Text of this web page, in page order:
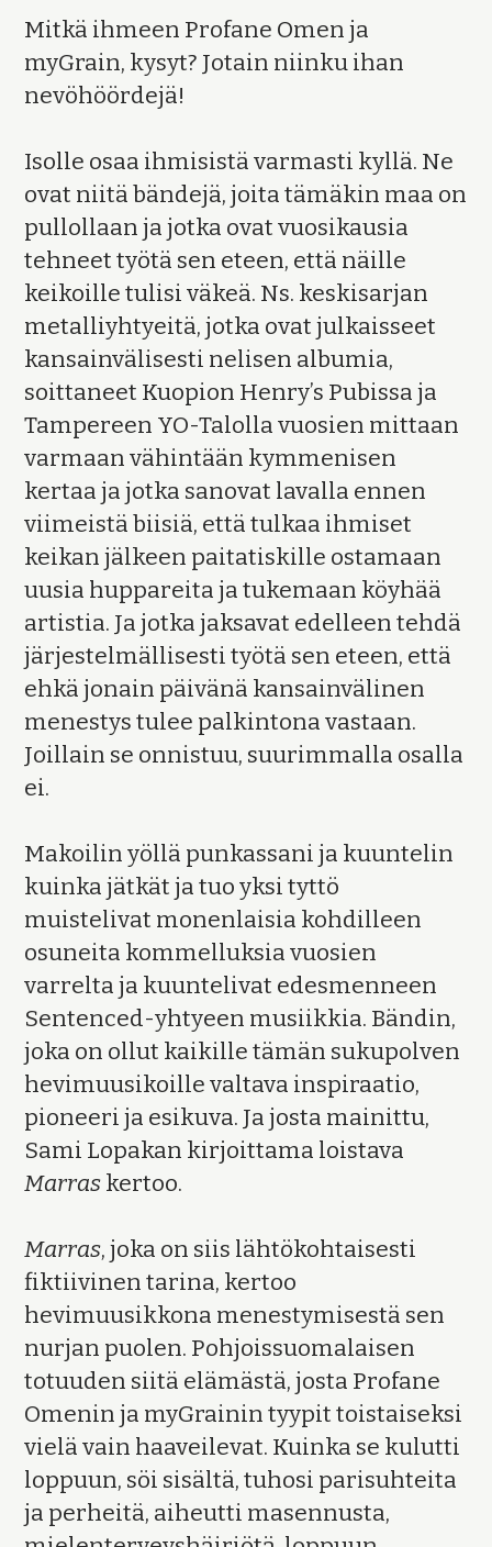
Mitkä ihmeen Profane Omen ja
myGrain, kysyt? Jotain niinku ihan
nevöhöördejä!
Isolle osaa ihmisistä varmasti kyllä. Ne
ovat niitä bändejä, joita tämäkin maa on
pullollaan ja jotka ovat vuosikausia
tehneet työtä sen eteen, että näille
keikoille tulisi väkeä. Ns. keskisarjan
metalliyhtyeitä, jotka ovat julkaisseet
kansainvälisesti nelisen albumia,
soittaneet Kuopion Henry’s Pubissa ja
Tampereen YO-Talolla vuosien mittaan
varmaan vähintään kymmenisen
kertaa ja jotka sanovat lavalla ennen
viimeistä biisiä, että tulkaa ihmiset
keikan jälkeen paitatiskille ostamaan
uusia huppareita ja tukemaan köyhää
artistia. Ja jotka jaksavat edelleen tehdä
järjestelmällisesti työtä sen eteen, että
ehkä jonain päivänä kansainvälinen
menestys tulee palkintona vastaan.
Joillain se onnistuu, suurimmalla osalla
ei.
Makoilin yöllä punkassani ja kuuntelin
kuinka jätkät ja tuo yksi tyttö
muistelivat monenlaisia kohdilleen
osuneita kommelluksia vuosien
varrelta ja kuuntelivat edesmenneen
Sentenced-yhtyeen musiikkia. Bändin,
joka on ollut kaikille tämän sukupolven
hevimuusikoille valtava inspiraatio,
pioneeri ja esikuva. Ja josta mainittu,
Sami Lopakan kirjoittama loistava
Marraskertoo.
Marras, joka on siis lähtökohtaisesti
fiktiivinen tarina, kertoo
hevimuusikkona menestymisestä sen
nurjan puolen. Pohjoissuomalaisen
totuuden siitä elämästä, josta Profane
Omenin ja myGrainin tyypit toistaiseksi
vielä vain haaveilevat. Kuinka se kulutti
loppuun, söi sisältä, tuhosi parisuhteita
ja perheitä, aiheutti masennusta,